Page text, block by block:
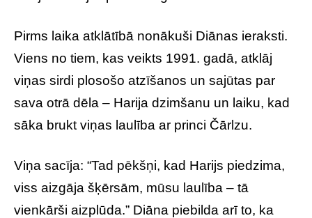
Pirms laika atklātībā nonākuši Diānas ieraksti.
Viens no tiem, kas veikts 1991. gadā, atklāj
viņas sirdi plosošo atzīšanos un sajūtas par
sava otrā dēla – Harija dzimšanu un laiku, kad
sāka brukt viņas laulība ar princi Čārlzu.
Viņa sacīja: “Tad pēkšņi, kad Harijs piedzima,
viss aizgāja šķērsām, mūsu laulība – tā
vienkārši aizplūda.” Diāna piebilda arī to, ka